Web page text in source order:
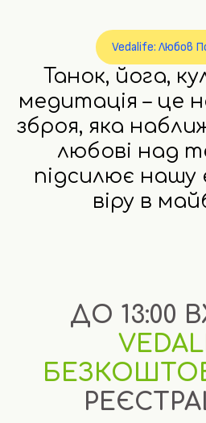
Vedalife: Любов
Танок, йога,
медитація – це
зброя, яка
любові над
підсилює нашу
віру в
ДО 13:00